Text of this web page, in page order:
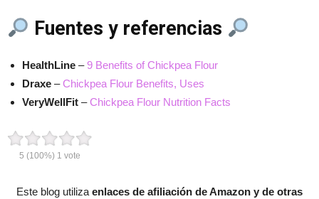
Fuentes y referencias
HealthLine –9 Benefits of Chickpea Flour
Draxe –Chickpea Flour Benefits, Uses
VeryWellFit –Chickpea Flour Nutrition Facts
5 (100%) 1 vote
Este blog utilizaenlaces de afiliación de Amazon y de otras